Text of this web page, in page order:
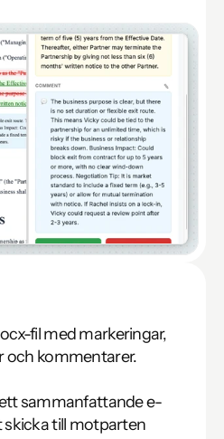
fil med markeringar,
och kommentarer.
sammanfattande e-
till motparten